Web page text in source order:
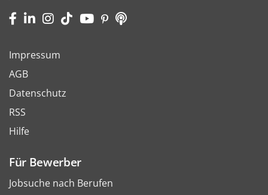
Impressum
AGB
Datenschutz
RSS
Hilfe
Für Bewerber
Jobsuche nach Berufen